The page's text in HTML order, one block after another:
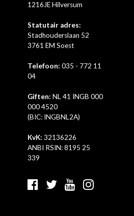
1216JE Hilversum
Statutair adres:
Stadhouderslaan 52
3761 EM Soest
Telefoon: 035 - 772 11
04
Giften: NL 41 INGB 000
000 4520
(BIC: INGBNL2A)
KvK: 32136226
ANBI RSIN: 8195 25
339